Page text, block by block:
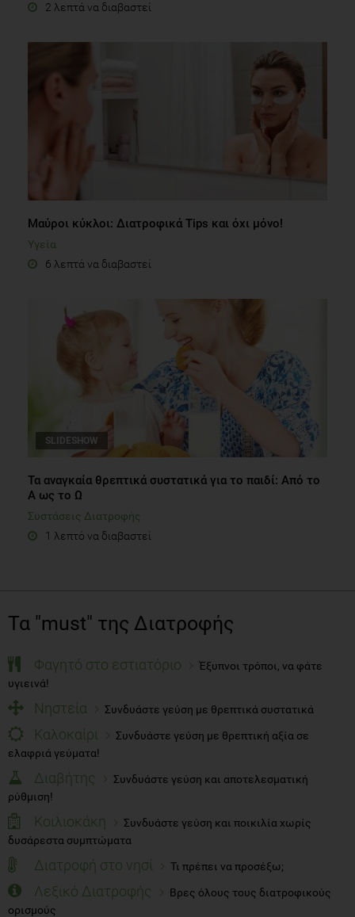
2 λεπτά να διαβαστεί
Μαύροι κύκλοι: Διατροφικά Tips και όχι μόνο!
Υγεία
6 λεπτά να διαβαστεί
SLIDESHOW
Τα αναγκαία θρεπτικά συστατικά για το παιδί: Από το
Α ως το Ω
Συστάσεις Διατροφής
1 λεπτό να διαβαστεί
Τα "must" της Διατροφής
Φαγητό στο εστιατόριο
Έξυπνοι τρόποι, να φάτε
υγιεινά!
Νηστεία Συνδυάστε γεύση με θρεπτικά συστατικά
Καλοκαίρι
Συνδυάστε γεύση με θρεπτική αξία σε
ελαφριά γεύματα!
Διαβήτης
Συνδυάστε γεύση και αποτελεσματική
ρύθμιση!
Κοιλιοκάκη
Συνδυάστε γεύση και ποικιλία χωρίς
δυσάρεστα συμπτώματα
Διατροφή στο νησί Τι πρέπει να προσέξω;
Λεξικό Διατροφής
Βρες όλους τους διατροφικούς
ορισμούς